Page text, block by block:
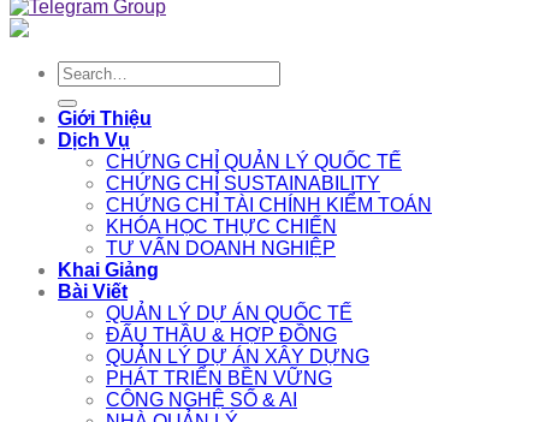
Search
for:
Giới Thiệu
Dịch Vụ
CHỨNG CHỈ QUẢN LÝ QUỐC TẾ
CHỨNG CHỈ SUSTAINABILITY
CHỨNG CHỈ TÀI CHÍNH KIỂM TOÁN
KHÓA HỌC THỰC CHIẾN
TƯ VẤN DOANH NGHIỆP
Khai Giảng
Bài Viết
QUẢN LÝ DỰ ÁN QUỐC TẾ
ĐẤU THẦU & HỢP ĐỒNG
QUẢN LÝ DỰ ÁN XÂY DỰNG
PHÁT TRIỂN BỀN VỮNG
CÔNG NGHỆ SỐ & AI